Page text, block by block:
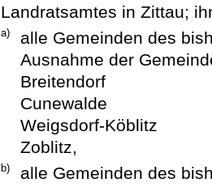
Landratsamtes in Zittau;
a)
alle Gemeinden des
Ausnahme der
Breitendorf
Cunewalde
Weigsdorf-Köblitz
Zoblitz,
b) alle Gemeinden des